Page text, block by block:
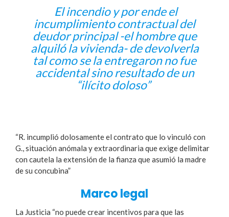
El incendio y por ende el
incumplimiento contractual del
deudor principal -el hombre que
alquiló la vivienda- de devolverla
tal como se la entregaron no fue
accidental sino resultado de un
“ilícito doloso”
“R. incumplió dolosamente el contrato que lo vinculó con
G., situación anómala y extraordinaria que exige delimitar
con cautela la extensión de la fianza que asumió la madre
de su concubina”
Marco legal
La Justicia “no puede crear incentivos para que las